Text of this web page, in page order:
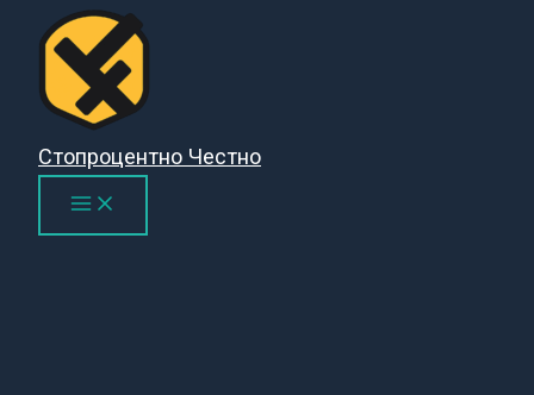
Перейти
содержимому
Стопроцентно Честно